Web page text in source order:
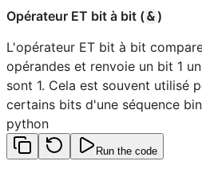
Opérateur ET bit à bit (&)
L'opérateur ET bit à bit
opérandes et renvoie un bit 1
sont 1. Cela est souvent utilisé
certains bits d'une séquence
python
Run the code